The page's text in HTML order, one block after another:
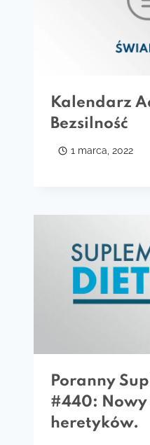
Kalendarz
Bezsilność
1 marca, 2022
Poranny
#440:
heretyków.